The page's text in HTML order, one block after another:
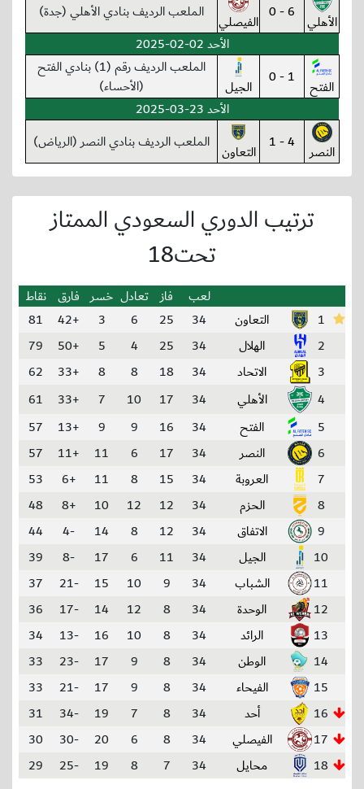
الأهلي 6 - 0 الفيصلي
الملعب الرديف بنادي الأهلي (جدة)
الأحد 02-02-2025
الفتح 1 - 0 الجيل
الملعب الرديف رقم (1) بنادي الفتح
(الأحساء)
الأحد 23-03-2025
النصر 4 - 1 التعاون الملعب الرديف بنادي النصر (الرياض)
ترتيب الدوري السعودي الممتاز
تحت18
لعب فاز تعادل خسر فارق نقاط
1
التعاون 34
25
6
3
+42
81
2
الهلال 34
25
4
5
+50
79
3
الاتحاد 34
18
8
8
+33
62
4
الأهلي 34
17
10
7
+33
61
5
الفتح 34
16
9
9
+13
57
6
النصر 34
17
6
11
+11
57
7
العروبة 34
15
8
11
+6
53
8
الحزم 34
12
12
10
+8
48
9
الاتفاق 34
12
8
14
-4
44
10
الجيل 34
11
6
17
-8
39
11
الشباب 34
9
10
15
-21
37
12
الوحدة 34
8
12
14
-17
36
13
الرائد 34
8
10
16
-13
34
14
الوطن 34
8
9
17
-23
33
15
الفيحاء 34
8
9
17
-21
33
16
أحد 34
8
7
19
-34
31
17
الفيصلي 34
8
6
20
-30
30
18
محايل 34
7
8
19
-25
29